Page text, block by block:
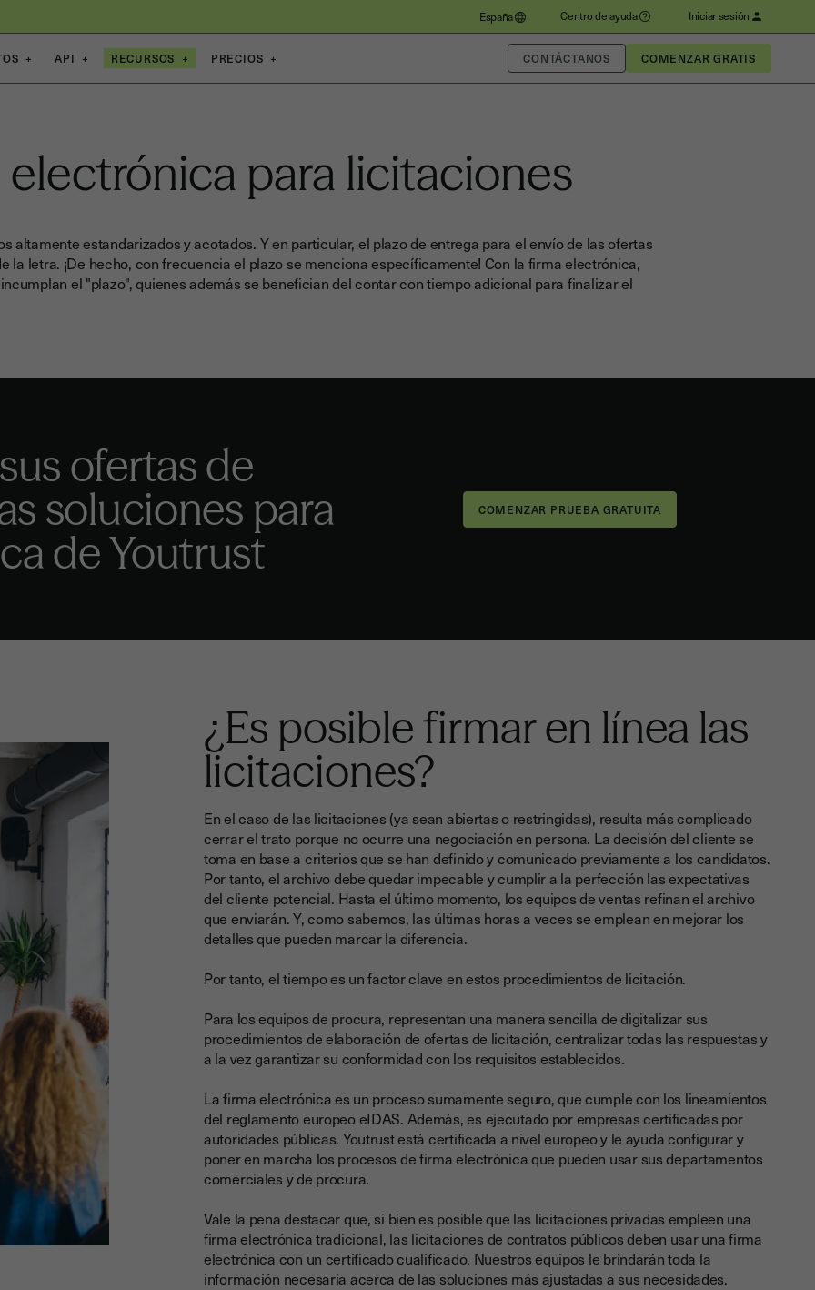
España Centro de ayuda Iniciar sesión
+ API + RECURSOS + PRECIOS + CONTÁCTANOS
para licitaciones
altamente estandarizados y acotados. Y en particular, el plazo de entrega para el envío de las ofertas
la letra. ¡De hecho, con frecuencia el plazo se menciona específicamente! Con la firma electrónica,
el "plazo", quienes además se benefician del contar con tiempo adicional para finalizar el
ofertas de
soluciones para
de Youtrust
¿Es posible firmar en línea las
licitaciones?
En el caso de las licitaciones (ya sean abiertas o restringidas), resulta más complicado
cerrar el trato porque no ocurre una negociación en persona. La decisión del cliente se
toma en base a criterios que se han definido y comunicado previamente a los candidatos.
Por tanto, el archivo debe quedar impecable y cumplir a la perfección las expectativas
del cliente potencial. Hasta el último momento, los equipos de ventas refinan el archivo
que enviarán. Y, como sabemos, las últimas horas a veces se emplean en mejorar los
detalles que pueden marcar la diferencia.
Por tanto, el tiempo es un factor clave en estos procedimientos de licitación.
Para los equipos de procura, representan una manera sencilla de digitalizar sus
procedimientos de elaboración de ofertas de licitación, centralizar todas las respuestas y
a la vez garantizar su conformidad con los requisitos establecidos.
La firma electrónica es un proceso sumamente seguro, que cumple con los lineamientos
del reglamento europeo eIDAS. Además, es ejecutado por empresas certificadas por
autoridades públicas. Youtrust está certificada a nivel europeo y le ayuda configurar y
poner en marcha los procesos de firma electrónica que pueden usar sus departamentos
comerciales y de procura.
Vale la pena destacar que, si bien es posible que las licitaciones privadas empleen una
firma electrónica tradicional, las licitaciones de contratos públicos deben usar una firma
electrónica con un certificado cualificado. Nuestros equipos le brindarán toda la
información necesaria acerca de las soluciones más ajustadas a sus necesidades.